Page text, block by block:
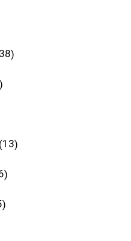
13